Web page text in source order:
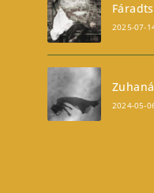
2025-07-
2024-05-